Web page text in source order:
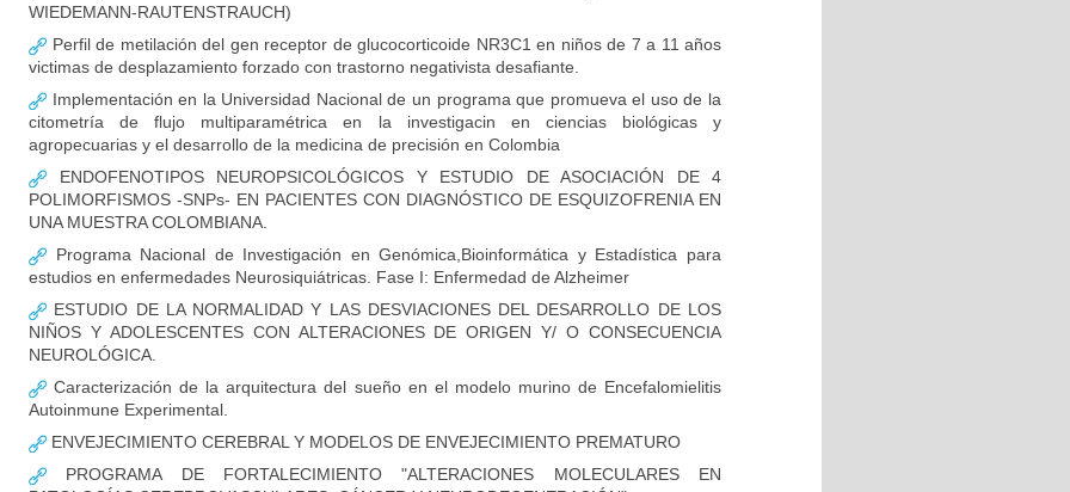
WIEDEMANN-RAUTENSTRAUCH)
Perfil de metilación del gen receptor de glucocorticoide NR3C1 en niños de 7 a 11 años
victimas de desplazamiento forzado con trastorno negativista desafiante.
Implementación en la Universidad Nacional de un programa que promueva el uso de la
citometría de flujo multiparamétrica en la investigacin en ciencias biológicas y
agropecuarias y el desarrollo de la medicina de precisión en Colombia
ENDOFENOTIPOS NEUROPSICOLÓGICOS Y ESTUDIO DE ASOCIACIÓN DE 4
POLIMORFISMOS -SNPs- EN PACIENTES CON DIAGNÓSTICO DE ESQUIZOFRENIA EN
UNA MUESTRA COLOMBIANA.
Programa Nacional de Investigación en Genómica,Bioinformática y Estadística para
estudios en enfermedades Neurosiquiátricas. Fase I: Enfermedad de Alzheimer
ESTUDIO DE LA NORMALIDAD Y LAS DESVIACIONES DEL DESARROLLO DE LOS
NIÑOS Y ADOLESCENTES CON ALTERACIONES DE ORIGEN Y/ O CONSECUENCIA
NEUROLÓGICA.
Caracterización de la arquitectura del sueño en el modelo murino de Encefalomielitis
Autoinmune Experimental.
ENVEJECIMIENTO CEREBRAL Y MODELOS DE ENVEJECIMIENTO PREMATURO
PROGRAMA DE FORTALECIMIENTO "ALTERACIONES MOLECULARES EN